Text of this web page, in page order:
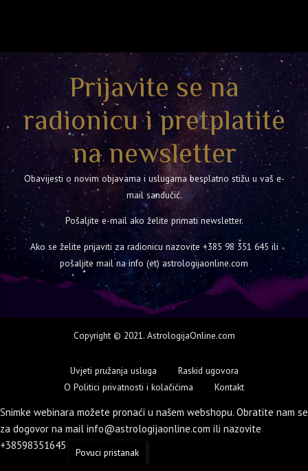
Prijavite se na
radionicu i pretplatite
na newsletter
Obavijesti o novim objavama i uslugama besplatno stižu u vaš e-
mail sandučić.
Pošaljite e-mail ako želite primati newsletter.
Ako se želite prijaviti za radionicu nazovite +385 98 351 645 ili
pošaljite mail na info (et) astrologijaonline.com
Copyright © 2021. AstrologijaOnline.com
Uvjeti pružanja usluga
Raskid ugovora
O Politici privatnosti i kolačićima
Kontakt
Povuci pristanak
Snimke webinara možete pronaći u našem webshopu. Obratite nam se
za dogovor na mail info@astrologijaonline.com ili nazovite
+38598351645